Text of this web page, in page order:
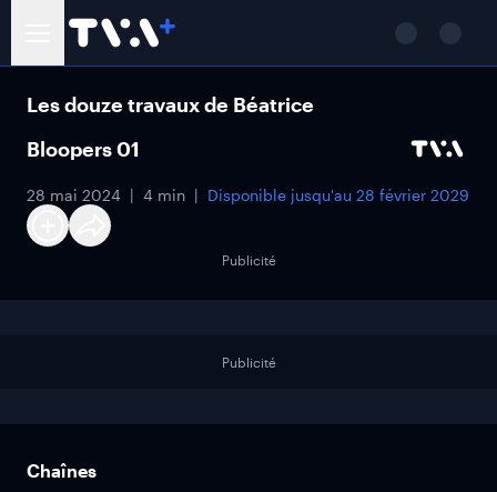
Les douze travaux de Béatrice
Bloopers 01
28 mai 2024 4 min Disponible jusqu'au 28 février 2029
Publicité
Publicité
Chaînes